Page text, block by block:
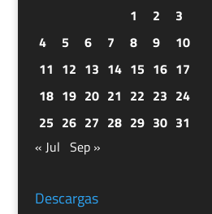
1
2
3
4
5 6 7 8 9
10
11 12 13 14 15 16 17
18 19 20 21 22 23 24
25 26 27 28 29 30 31
« Jul Sep »
Descargas